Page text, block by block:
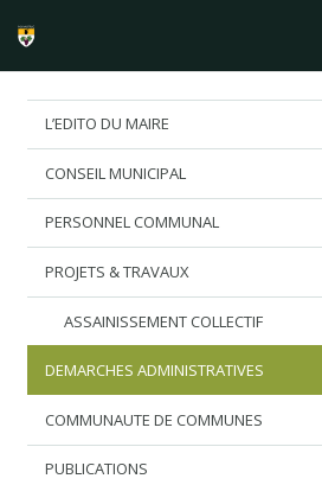
L’EDITO DU MAIRE
CONSEIL MUNICIPAL
PERSONNEL COMMUNAL
PROJETS & TRAVAUX
ASSAINISSEMENT COLLECTIF
DEMARCHES ADMINISTRATIVES
COMMUNAUTE DE COMMUNES
PUBLICATIONS